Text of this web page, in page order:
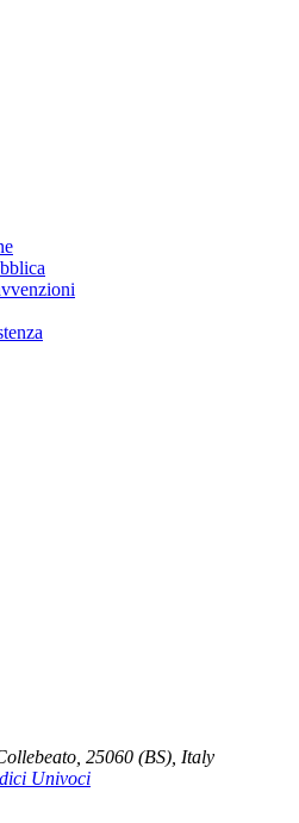
25060 (BS), Italy
Univoci